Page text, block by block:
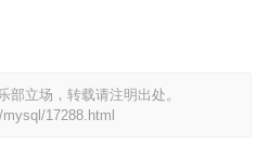
立场，转载请注明出处。
17288.html